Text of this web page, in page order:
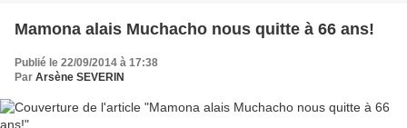
Mamona alais Muchacho nous quitte à 66 ans!
Publié le 22/09/2014 à 17:38
Par Arsène SEVERIN